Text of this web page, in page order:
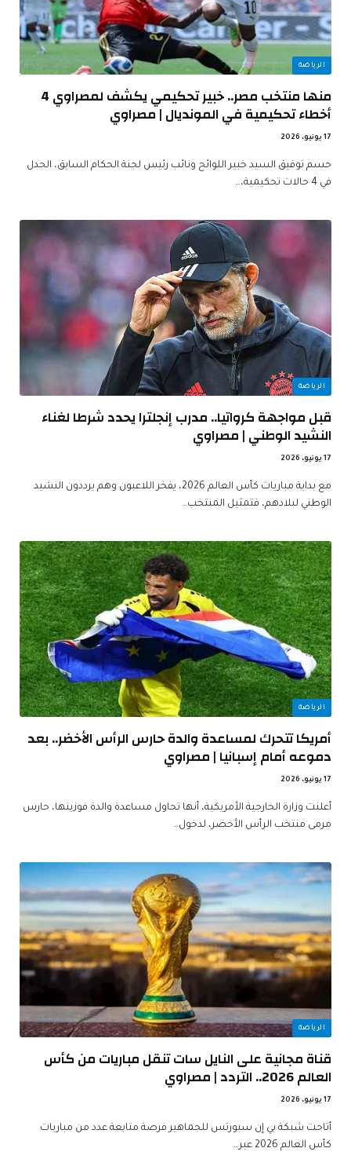
الرياضة
منها منتخب مصر.. خبير تحكيمي يكشف لمصراوي 4
أخطاء تحكيمية في المونديال | مصراوي
17 يونيو، 2026
حسم توفيق السيد خبير اللوائح ونائب رئيس لجنة الحكام السابق، الجدل
في 4 حالات تحكيمية،…
الرياضة
قبل مواجهة كرواتيا.. مدرب إنجلترا يحدد شرطا لغناء
النشيد الوطني | مصراوي
17 يونيو، 2026
مع بداية مباريات كأس العالم 2026، يفخر اللاعبون وهم يرددون النشيد
الوطني لبلادهم، فتمثيل المنتخب…
الرياضة
أمريكا تتحرك لمساعدة والدة حارس الرأس الأخضر.. بعد
دموعه أمام إسبانيا | مصراوي
17 يونيو، 2026
أعلنت وزارة الخارجية الأمريكية، أنها تحاول مساعدة والدة فوزينها، حارس
مرمى منتخب الرأس الأخضر، لدخول…
الرياضة
قناة مجانية على النايل سات تنقل مباريات من كأس
العالم 2026.. التردد | مصراوي
17 يونيو، 2026
أتاحت شبكة بي إن سبورتس للجماهير فرصة متابعة عدد من مباريات
كأس العالم 2026 عبر…